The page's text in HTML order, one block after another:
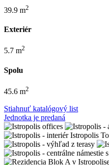
39.9 m2
Exteriér
5.7 m2
Spolu
45.6 m2
Stiahnuť katalógový list
Jednotka je predaná